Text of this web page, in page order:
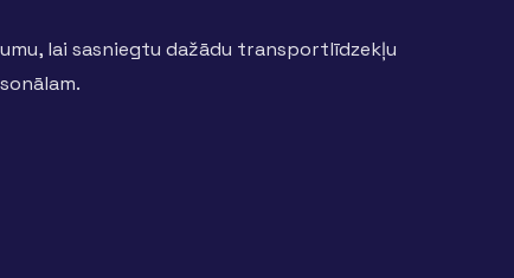
lai sasniegtu dažādu transportlīdzekļu